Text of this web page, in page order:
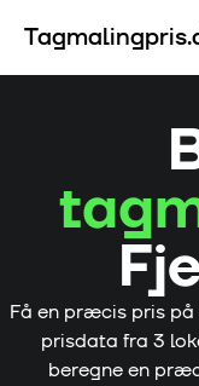
Få en præcis pris
prisdata fra 3
beregne en